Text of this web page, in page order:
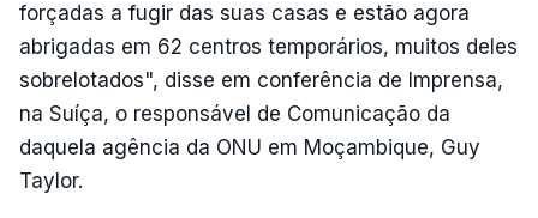
forçadas a fugir das suas casas e estão agora
abrigadas em 62 centros temporários, muitos deles
sobrelotados", disse em conferência de Imprensa,
na Suíça, o responsável de Comunicação da
daquela agência da ONU em Moçambique, Guy
Taylor.